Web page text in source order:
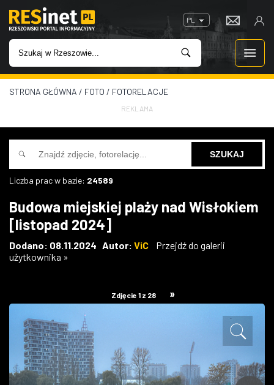
PL
WIADOMOŚCI
INWESTYCJE
IMPREZY
W KINACH
GASTRONOMIA
W RZESZOWIE
STRONA GŁÓWNA / FOTO / FOTORELACJE
REKLAMA
Liczba prac w bazie: 24589
Budowa miejskiej plaży nad Wisłokiem
[listopad 2024]
Dodano: 08.11.2024 Autor: ViC
Przejdź do galerii
użytkownika »
Zdjęcie 1 z 28 »